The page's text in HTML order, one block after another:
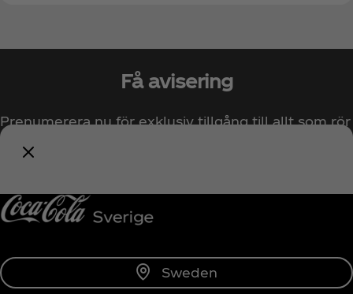
Få avisering
Prenumerera nu för exklusiv tillgång till allt som rör
Sweden